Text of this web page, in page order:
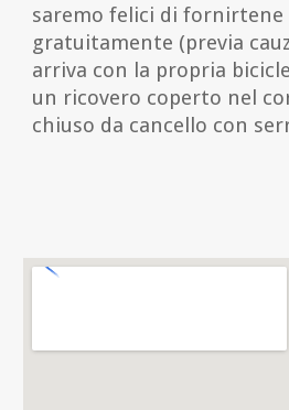
saremo felici di fornirtene
gratuitamente (previa
arriva con la propria
un ricovero coperto nel
chiuso da cancello con